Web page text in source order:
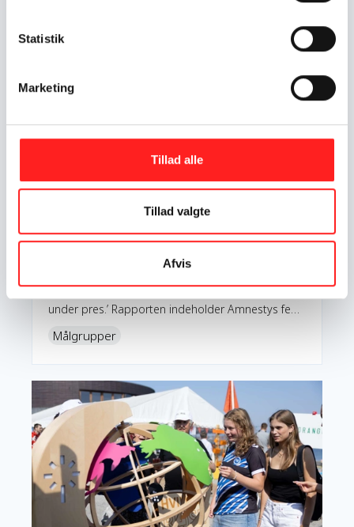
Statistik
Marketing
Tillad alle
Tillad valgte
Afvis
Erfaringer med at arbejde med den
Rapporten er lavet af Amnesty International på
baggrund af deres OpEn-projekt ‘Rettigheder
under pres.’ Rapporten indeholder Amnestys fem
Målgrupper
Læs mere om Erfaringer med at arbejde med den
Læs mere om Segmentanalyse til at nå nye målgrupper